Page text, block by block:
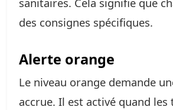
des consignes spécifiques.
Alerte orange
Le niveau orange demande
accrue. Il est activé quand